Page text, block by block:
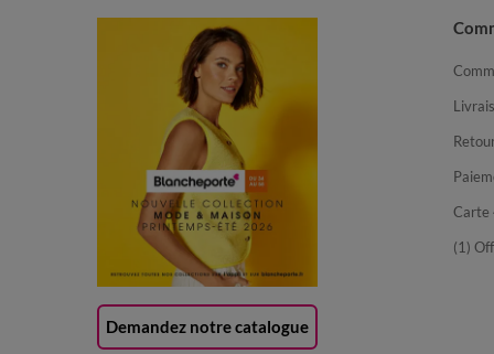
Demandez notre catalogue
Carte
(1)